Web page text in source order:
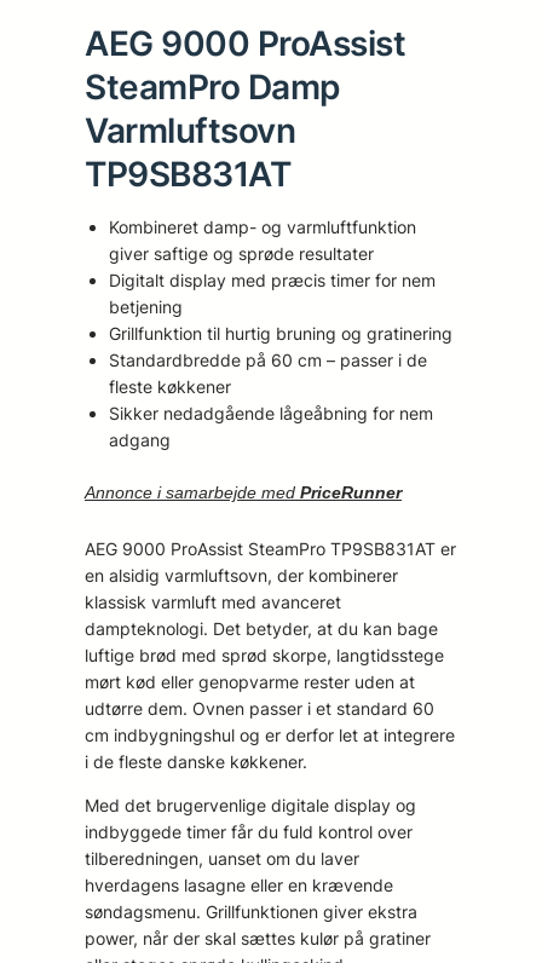
AEG 9000 ProAssist
SteamPro Damp
Varmluftsovn
TP9SB831AT
Kombineret damp- og varmluftfunktion
giver saftige og sprøde resultater
Digitalt display med præcis timer for nem
betjening
Grillfunktion til hurtig bruning og gratinering
Standardbredde på 60 cm – passer i de
fleste køkkener
Sikker nedadgående lågeåbning for nem
adgang
Annonce i samarbejde med PriceRunner
AEG 9000 ProAssist SteamPro TP9SB831AT er
en alsidig varmluftsovn, der kombinerer
klassisk varmluft med avanceret
dampteknologi. Det betyder, at du kan bage
luftige brød med sprød skorpe, langtidsstege
mørt kød eller genopvarme rester uden at
udtørre dem. Ovnen passer i et standard 60
cm indbygningshul og er derfor let at integrere
i de fleste danske køkkener.
Med det brugervenlige digitale display og
indbyggede timer får du fuld kontrol over
tilberedningen, uanset om du laver
hverdagens lasagne eller en krævende
søndagsmenu. Grillfunktionen giver ekstra
power, når der skal sættes kulør på gratiner